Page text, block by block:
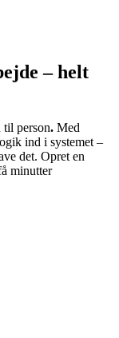
– helt
til person. Med
ind i systemet –
det. Opret en
minutter